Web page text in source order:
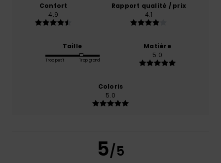
Confort
4.9
Rapport qualité / prix
4.1
Taille
Trop petit Trop grand
Matière
5.0
Coloris
5.0
5/5